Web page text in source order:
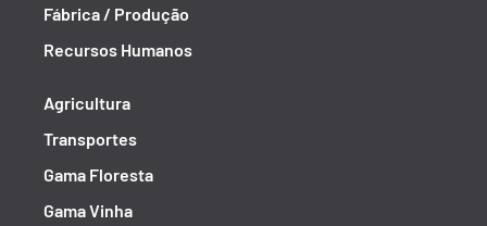
Fábrica / Produção
Recursos Humanos
Agricultura
Transportes
Gama Floresta
Gama Vinha